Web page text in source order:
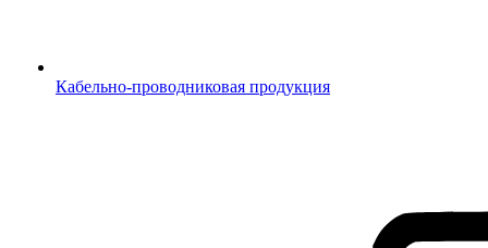
Кабельно-проводниковая продукция